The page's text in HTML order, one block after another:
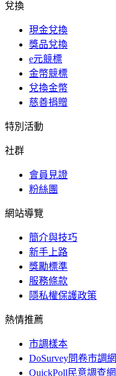
兌換
現金兌換
獎品兌換
e元競標
金幣競標
兌換金幣
慈善捐贈
特別活動
社群
會員見證
粉絲團
網站導覽
簡介與技巧
新手上路
獎勵標準
服務條款
隱私權保護政策
熱情推薦
市調樣本
DoSurvey問卷市調網
QuickPoll民意調查網